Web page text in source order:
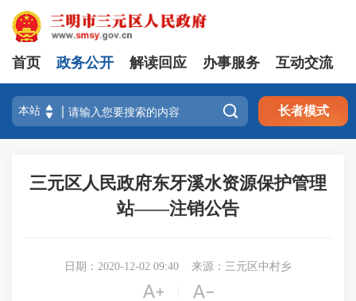
首页 政务公开 解读回应 办事服务 互动交流
 长者模式
三元区人民政府东牙溪水资源保护管理
站——注销公告
日期：2020-12-02 09:40 来源：三元区中村乡
 